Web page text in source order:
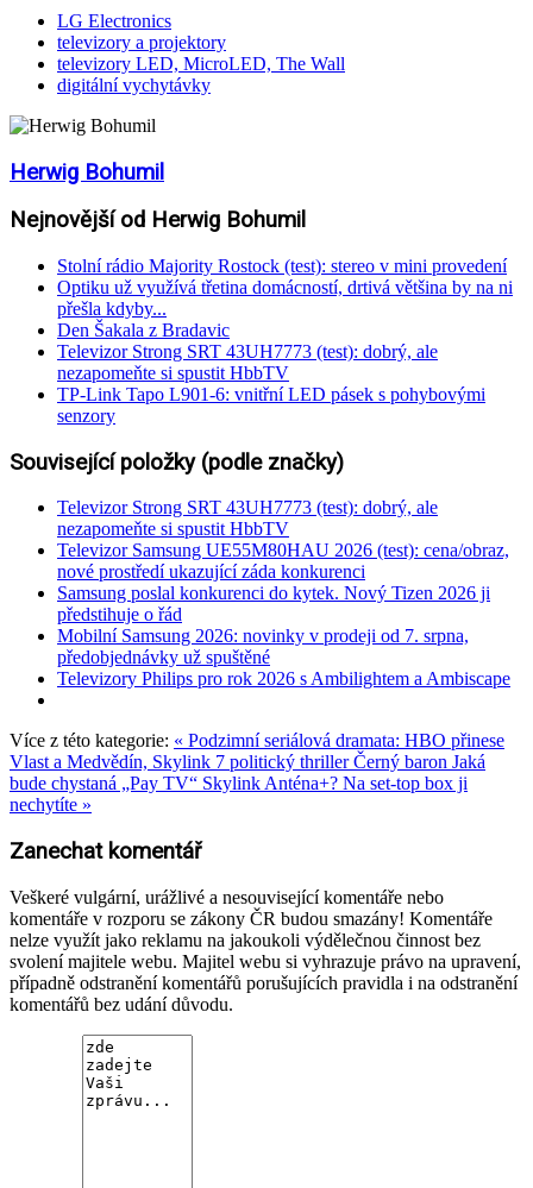
LG Electronics
televizory a projektory
televizory LED, MicroLED, The Wall
digitální vychytávky
Herwig Bohumil
Nejnovější od Herwig Bohumil
Stolní rádio Majority Rostock (test): stereo v mini provedení
Optiku už využívá třetina domácností, drtivá většina by na ni
přešla kdyby...
Den Šakala z Bradavic
Televizor Strong SRT 43UH7773 (test): dobrý, ale
nezapomeňte si spustit HbbTV
TP-Link Tapo L901-6: vnitřní LED pásek s pohybovými
senzory
Související položky (podle značky)
Televizor Strong SRT 43UH7773 (test): dobrý, ale
nezapomeňte si spustit HbbTV
Televizor Samsung UE55M80HAU 2026 (test): cena/obraz,
nové prostředí ukazující záda konkurenci
Samsung poslal konkurenci do kytek. Nový Tizen 2026 ji
předstihuje o řád
Mobilní Samsung 2026: novinky v prodeji od 7. srpna,
předobjednávky už spuštěné
Televizory Philips pro rok 2026 s Ambilightem a Ambiscape
Více z této kategorie: « Podzimní seriálová dramata: HBO přinese
Vlast a Medvědín, Skylink 7 politický thriller Černý baron Jaká
bude chystaná „Pay TV“ Skylink Anténa+? Na set-top box ji
nechytíte »
Zanechat komentář
Veškeré vulgární, urážlivé a nesouvisející komentáře nebo
komentáře v rozporu se zákony ČR budou smazány! Komentáře
nelze využít jako reklamu na jakoukoli výdělečnou činnost bez
svolení majitele webu. Majitel webu si vyhrazuje právo na upravení,
případně odstranění komentářů porušujících pravidla i na odstranění
komentářů bez udání důvodu.